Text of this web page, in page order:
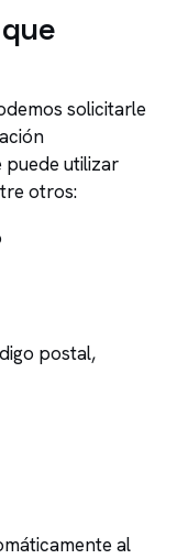
solicitarle
puede utilizar
otros:
postal,
al